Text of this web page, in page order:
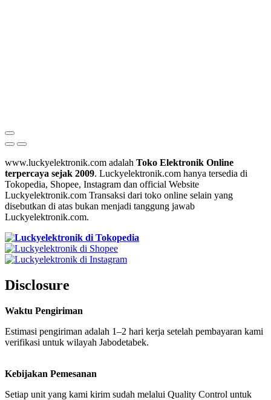
www.luckyelektronik.com adalah Toko Elektronik Online
terpercaya sejak 2009. Luckyelektronik.com hanya tersedia di
Tokopedia, Shopee, Instagram dan official Website
Luckyelektronik.com Transaksi dari toko online selain yang
disebutkan di atas bukan menjadi tanggung jawab
Luckyelektronik.com.
Disclosure
Waktu Pengiriman
Estimasi pengiriman adalah 1–2 hari kerja setelah pembayaran kami
verifikasi untuk wilayah Jabodetabek.
Kebijakan Pemesanan
Setiap unit yang kami kirim sudah melalui Quality Control untuk